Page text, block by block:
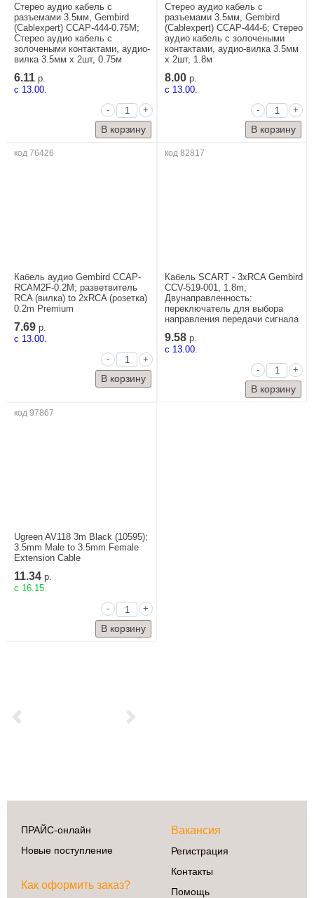
Previous Next
Стерео аудио кабель с
разъемами 3.5мм, Gembird
(Cablexpert) CCAP-444-0.75M;
Стерео аудио кабель с
золочеными контактами, аудио-
вилка 3.5мм х 2шт, 0.75м
6.11 р.
c 13.00.
-
+
Стерео аудио кабель с
разъемами 3.5мм, Gembird
(Cablexpert) CCAP-444-6; Стерео
аудио кабель с золочеными
контактами, аудио-вилка 3.5мм
х 2шт, 1.8м
8.00 р.
c 13.00.
-
+
код 76426
Кабель аудио Gembird CCAP-
RCAM2F-0.2M; разветвитель
RCA (вилка) to 2xRCA (розетка)
0.2m Premium
7.69 р.
c 13.00.
-
+
код 82817
Кабель SCART - 3xRCA Gembird
CCV-519-001, 1.8m;
Двунаправленность:
переключатель для выбора
направления передачи сигнала
9.58 р.
c 13.00.
-
+
код 97867
Ugreen AV118 3m Black (10595);
3.5mm Male to 3.5mm Female
Extension Cable
11.34 р.
c 16.15.
-
+
ПРАЙС-онлайн
Новые поступление
Как оформить заказ?
Вакансия
Регистрация
Контакты
Помощь